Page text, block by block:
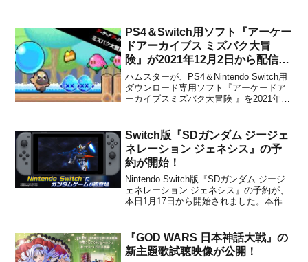
PS4＆Switch用ソフト『アーケー
ドアーカイブス ミズバク大冒
険』が2021年12月2日から配信開
始！
ハムスターが、PS4＆Nintendo Switch用
ダウンロード専用ソフト『アーケードア
ーカイブスミズバク大冒険 』を2021年12
Switch)に設定されています。魔法のミズ
バクを駆使し...
Switch版『SDガンダム ジージェ
ネレーション ジェネシス』の予
約が開始！
Nintendo Switch版『SDガンダム ジージ
ェネレーション ジェネシス』の予約が、
本日1月17日から開始されました。本作
モビルスーツやキャラクターを駆使して
激闘をくり広げる、人気ウォー・シミュ
レーショ...
『GOD WARS 日本神話大戦』の
新主題歌試聴映像が公開！